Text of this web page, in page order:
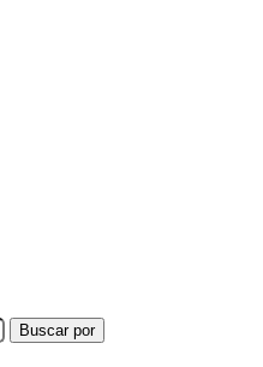
Buscar por